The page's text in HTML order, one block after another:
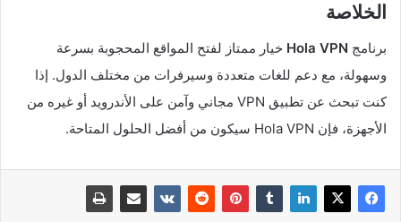
الخلاصة
برنامج Hola VPN خيار ممتاز لفتح المواقع المحجوبة بسرعة
وسهولة، مع دعم للغات متعددة وسيرفرات من مختلف الدول. إذا
كنت تبحث عن تطبيق VPN مجاني وآمن على الأندرويد أو غيره من
الأجهزة، فإن Hola VPN سيكون من أفضل الحلول المتاحة.